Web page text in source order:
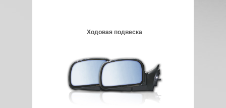
Ходовая подвеска